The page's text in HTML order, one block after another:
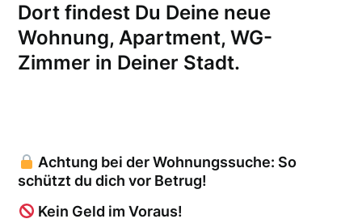
Dort findest Du Deine neue
Wohnung, Apartment, WG-
Zimmer in Deiner Stadt.
Achtung bei der Wohnungssuche: So
schützt du dich vor Betrug!
Kein Geld im Voraus!